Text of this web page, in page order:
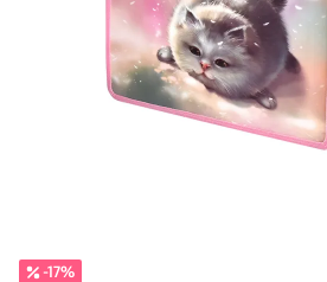
-17%